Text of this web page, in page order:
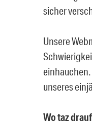
sicher
Unsere
einhauchen.
unseres
Wo taz